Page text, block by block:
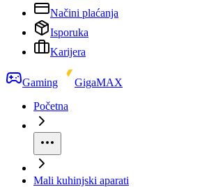
Načini plaćanja
Isporuka
Karijera
Gaming
GigaMAX
Početna
Mali kuhinjski aparati